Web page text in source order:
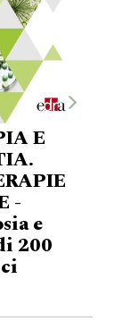
E
-
e
200